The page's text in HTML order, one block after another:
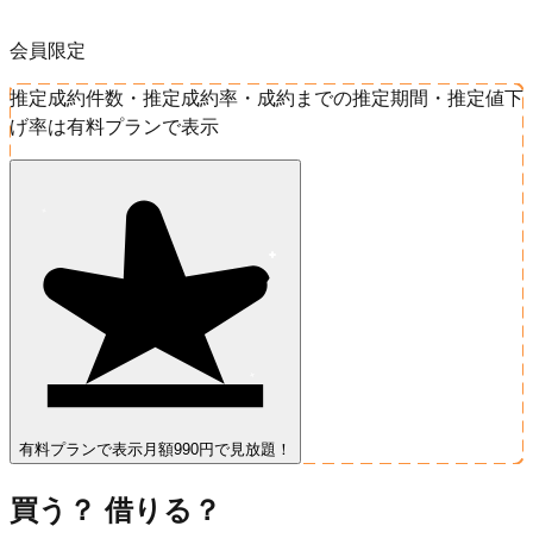
会員限定
推定成約件数・推定成約率・成約までの推定期間・推定値下
げ率は有料プランで表示
有料プランで表示 月額990円で見放題！
買う？ 借りる？